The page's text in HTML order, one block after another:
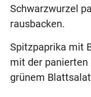
Schwarzwurzel
rausbacken.
Spitzpaprika mit
mit der panierten
grünem